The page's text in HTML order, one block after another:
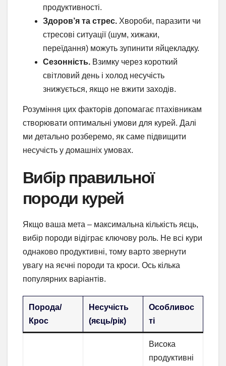
продуктивності.
Здоров’я та стрес. Хвороби, паразити чи
стресові ситуації (шум, хижаки,
переїдання) можуть зупинити яйцекладку.
Сезонність. Взимку через короткий
світловий день і холод несучість
знижується, якщо не вжити заходів.
Розуміння цих факторів допомагає птахівникам
створювати оптимальні умови для курей. Далі
ми детально розберемо, як саме підвищити
несучість у домашніх умовах.
Вибір правильної
породи курей
Якщо ваша мета – максимальна кількість яєць,
вибір породи відіграє ключову роль. Не всі кури
однаково продуктивні, тому варто звернути
увагу на яєчні породи та кроси. Ось кілька
популярних варіантів.
Порода/
Крос
Несучість
(яєць/рік)
Особливос
ті
Висока
продуктивні